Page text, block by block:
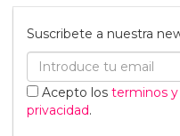
Suscribete a nuestra
Acepto los terminos
privacidad.